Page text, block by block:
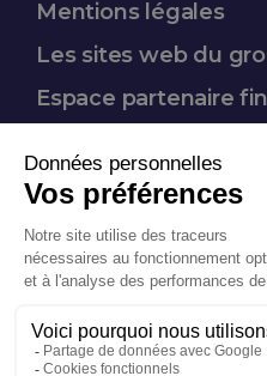
Mentions légales
Les sites web du
Espace partenaire
Entrepriseà